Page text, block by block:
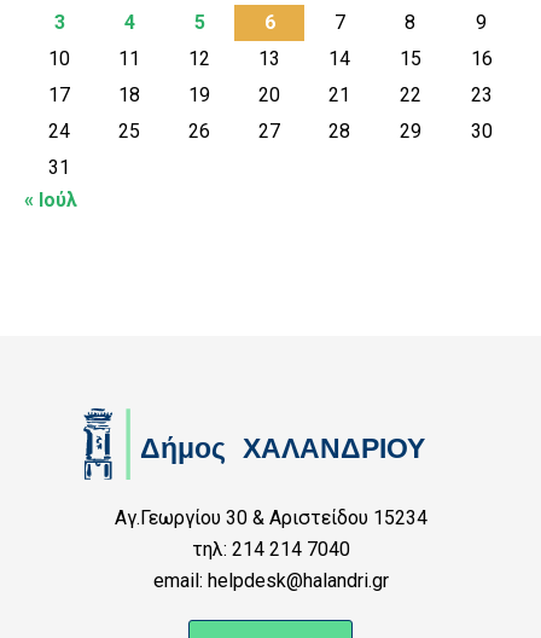
3
4 5 6 7 8
9
10
11 12 13 14 15
16
17
18 19 20 21 22
23
24
25 26 27 28 29
30
31
« Ιούλ
Αγ.Γεωργίου 30 & Αριστείδου 15234
τηλ: 214 214 7040
email: helpdesk@halandri.gr